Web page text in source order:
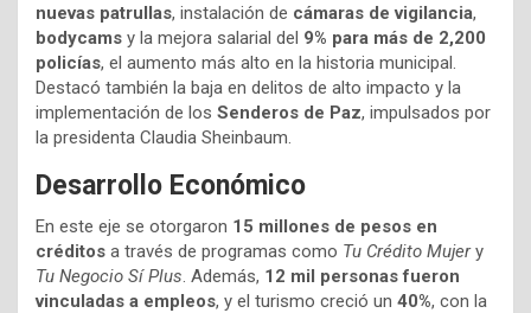
nuevas patrullas, instalación de cámaras de vigilancia,
bodycams y la mejora salarial del 9% para más de 2,200
policías, el aumento más alto en la historia municipal.
Destacó también la baja en delitos de alto impacto y la
implementación de los Senderos de Paz, impulsados por
la presidenta Claudia Sheinbaum.
Desarrollo Económico
En este eje se otorgaron 15 millones de pesos en
créditos a través de programas como Tu Crédito Mujery
Tu Negocio Sí Plus. Además, 12 mil personas fueron
vinculadas a empleos, y el turismo creció un 40%, con la